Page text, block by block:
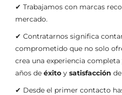
✔ Trabajamos con marcas
mercado.
✔ Contratarnos significa
comprometido que no solo
crea una experiencia
años de éxito y satisfacción
✔ Desde el primer contacto